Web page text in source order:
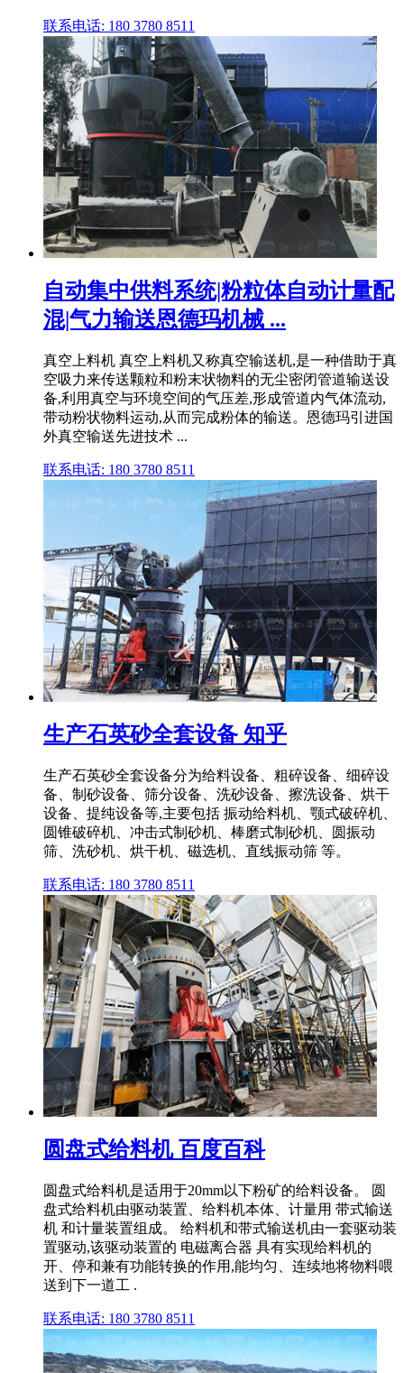
联系电话: 180 3780 8511
自动集中供料系统|粉粒体自动计量配
混|气力输送恩德玛机械 ...
真空上料机 真空上料机又称真空输送机,是一种借助于真
空吸力来传送颗粒和粉末状物料的无尘密闭管道输送设
备,利用真空与环境空间的气压差,形成管道内气体流动,
带动粉状物料运动,从而完成粉体的输送。恩德玛引进国
外真空输送先进技术 ...
联系电话: 180 3780 8511
生产石英砂全套设备 知乎
生产石英砂全套设备分为给料设备、粗碎设备、细碎设
备、制砂设备、筛分设备、洗砂设备、擦洗设备、烘干
设备、提纯设备等,主要包括 振动给料机、颚式破碎机、
圆锥破碎机、冲击式制砂机、棒磨式制砂机、圆振动
筛、洗砂机、烘干机、磁选机、直线振动筛 等。
联系电话: 180 3780 8511
圆盘式给料机 百度百科
圆盘式给料机是适用于20mm以下粉矿的给料设备。 圆
盘式给料机由驱动装置、给料机本体、计量用 带式输送
机 和计量装置组成。 给料机和带式输送机由一套驱动装
置驱动,该驱动装置的 电磁离合器 具有实现给料机的
开、停和兼有功能转换的作用,能均匀、连续地将物料喂
送到下一道工 .
联系电话: 180 3780 8511